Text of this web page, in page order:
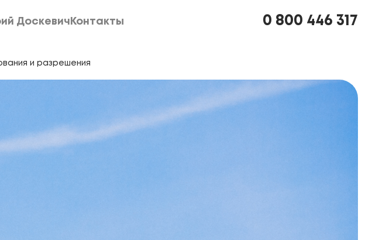
Доскевич Контакты
0 800 446 317
и разрешения